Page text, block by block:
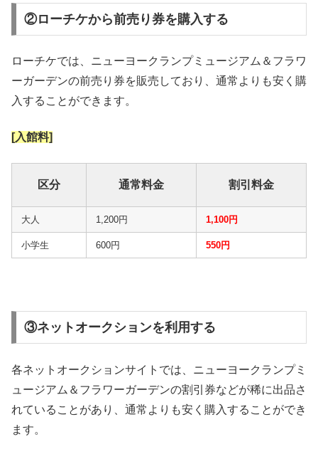
②ローチケから前売り券を購入する
ローチケでは、ニューヨークランプミュージアム＆フラワ
ーガーデンの前売り券を販売しており、通常よりも安く購
入することができます。
[入館料]
区分 通常料金 割引料金
大人 1,200円 1,100円
小学生 600円 550円
③ネットオークションを利用する
各ネットオークションサイトでは、ニューヨークランプミ
ュージアム＆フラワーガーデンの割引券などが稀に出品さ
れていることがあり、通常よりも安く購入することができ
ます。